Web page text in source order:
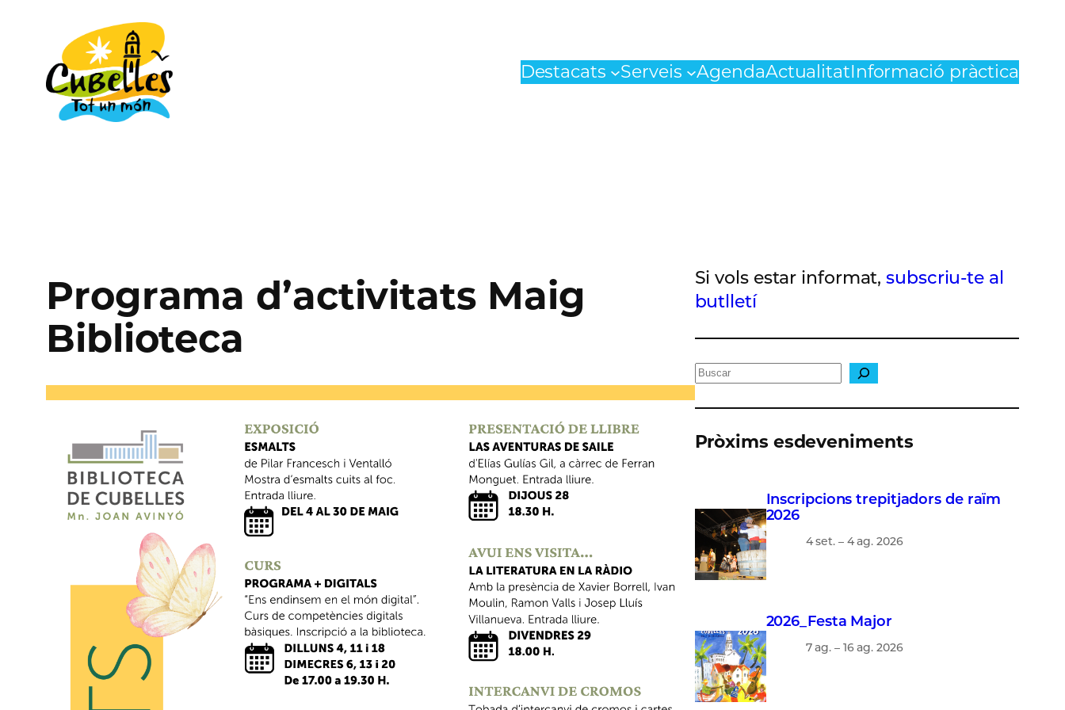
contingut
Destacats Serveis AgendaActualitatInformació pràctica
Programa d’activitats Maig
Biblioteca
Si vols estar informat,subscriu-te al
butlletí
C
e
c
Pròxims esdeveniments
Inscripcions trepitjadors de raïm
2026
4 set. – 4 ag. 2026
2026_Festa Major
7 ag. – 16 ag. 2026